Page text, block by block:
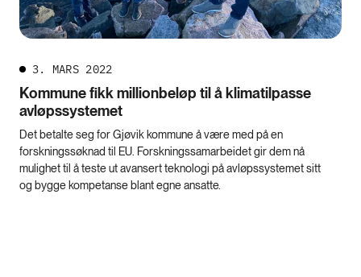
3. MARS 2022
Kommune fikk millionbeløp til å klimatilpasse
avløpssystemet
Det betalte seg for Gjøvik kommune å være med på en
forskningssøknad til EU. Forskningssamarbeidet gir dem nå
mulighet til å teste ut avansert teknologi på avløpssystemet sitt
og bygge kompetanse blant egne ansatte.